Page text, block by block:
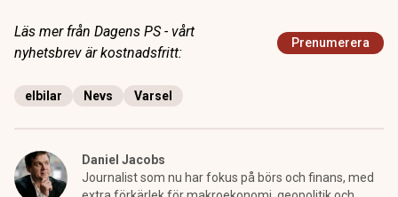
Läs mer från Dagens PS - vårt
nyhetsbrev är kostnadsfritt:
Prenumerera
elbilar Nevs Varsel
Daniel Jacobs
Journalist som nu har fokus på börs och finans, med